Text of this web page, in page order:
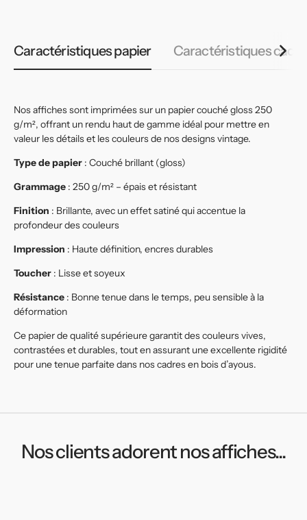
Caractéristiques papier Caractéristiques cadre
Nos affiches sont imprimées sur un papier couché gloss 250
g/m², offrant un rendu haut de gamme idéal pour mettre en
valeur les détails et les couleurs de nos designs vintage.
Type de papier : Couché brillant (gloss)
Grammage : 250 g/m² – épais et résistant
Finition : Brillante, avec un effet satiné qui accentue la
profondeur des couleurs
Impression : Haute définition, encres durables
Toucher : Lisse et soyeux
Résistance : Bonne tenue dans le temps, peu sensible à la
déformation
Ce papier de qualité supérieure garantit des couleurs vives,
contrastées et durables, tout en assurant une excellente rigidité
pour une tenue parfaite dans nos cadres en bois d’ayous.
Nos clients adorent nos affiches...